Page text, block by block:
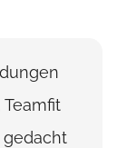
gedacht